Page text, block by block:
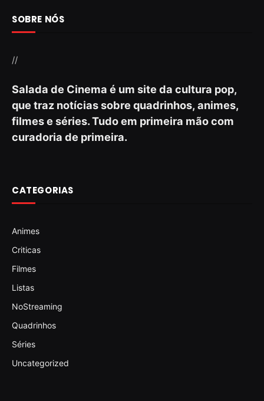
SOBRE NÓS
//
Salada de Cinema é um site da cultura pop,
que traz notícias sobre quadrinhos, animes,
filmes e séries. Tudo em primeira mão com
curadoria de primeira.
CATEGORIAS
Animes
Criticas
Filmes
Listas
NoStreaming
Quadrinhos
Séries
Uncategorized